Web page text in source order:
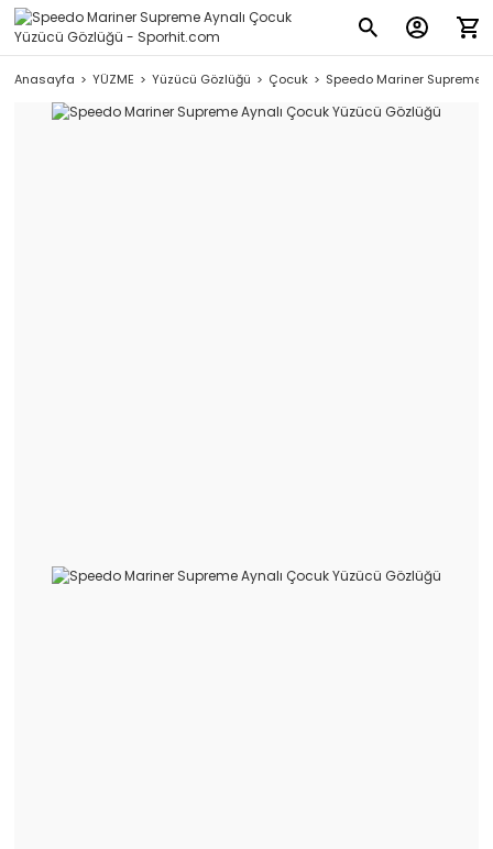
Anasayfa YÜZME Yüzücü Gözlüğü Çocuk Speedo Mariner Supreme